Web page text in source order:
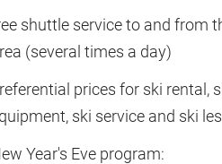
shuttle service to and from
(several times a day)
prices for ski rental,
ski service and ski
Year's Eve program: